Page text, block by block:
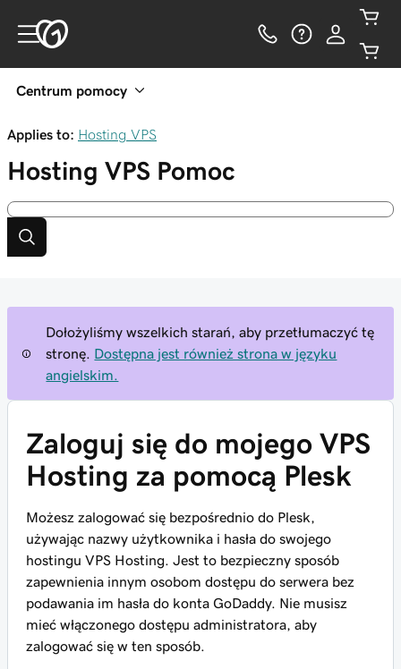
Centrum pomocy
Applies to: Hosting VPS
Hosting VPS Pomoc
Dołożyliśmy wszelkich starań, aby przetłumaczyć tę
stronę.
Dostępna jest również strona w języku
angielskim.
Zaloguj się do mojego VPS
Hosting za pomocą Plesk
Możesz zalogować się bezpośrednio do Plesk,
używając nazwy użytkownika i hasła do swojego
hostingu VPS Hosting. Jest to bezpieczny sposób
zapewnienia innym osobom dostępu do serwera bez
podawania im hasła do konta GoDaddy. Nie musisz
mieć włączonego dostępu administratora, aby
zalogować się w ten sposób.